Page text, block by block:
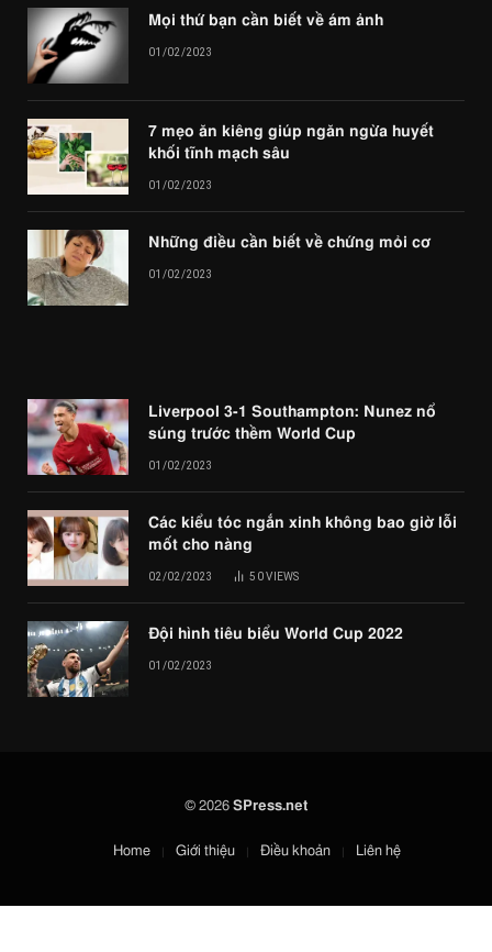
Mọi thứ bạn cần biết về ám ảnh
01/02/2023
7 mẹo ăn kiêng giúp ngăn ngừa huyết
khối tĩnh mạch sâu
01/02/2023
Những điều cần biết về chứng mỏi cơ
01/02/2023
Liverpool 3-1 Southampton: Nunez nổ
súng trước thềm World Cup
01/02/2023
Các kiểu tóc ngắn xinh không bao giờ lỗi
mốt cho nàng
02/02/2023 50VIEWS
Đội hình tiêu biểu World Cup 2022
01/02/2023
© 2026 SPress.net
Home Giới thiệu Điều khoản Liên hệ